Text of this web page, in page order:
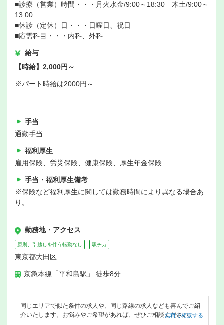
■診療（営業）時間・・・月火水金/9:00～18:30 木土/9:00～
13:00
■休診（定休）日・・・日曜日、祝日
■応需科目・・・内科、外科
給与
【時給】2,000円～
※パート時給は2000円～
手当
通勤手当
福利厚生
雇用保険、労災保険、健康保険、厚生年金保険
手当・福利厚生備考
※保険など福利厚生に関しては勤務時間により異なる場合あ
り。
勤務地・アクセス
原則、引越しを伴う転勤なし 駅チカ
東京都大田区
京急本線「平和島駅」 徒歩8分
同じエリアで似た条件の求人や、同じ路線の求人なども喜んでご紹
介いたします。お悩みやご希望があれば、ぜひご相談ください。
無料で相談する